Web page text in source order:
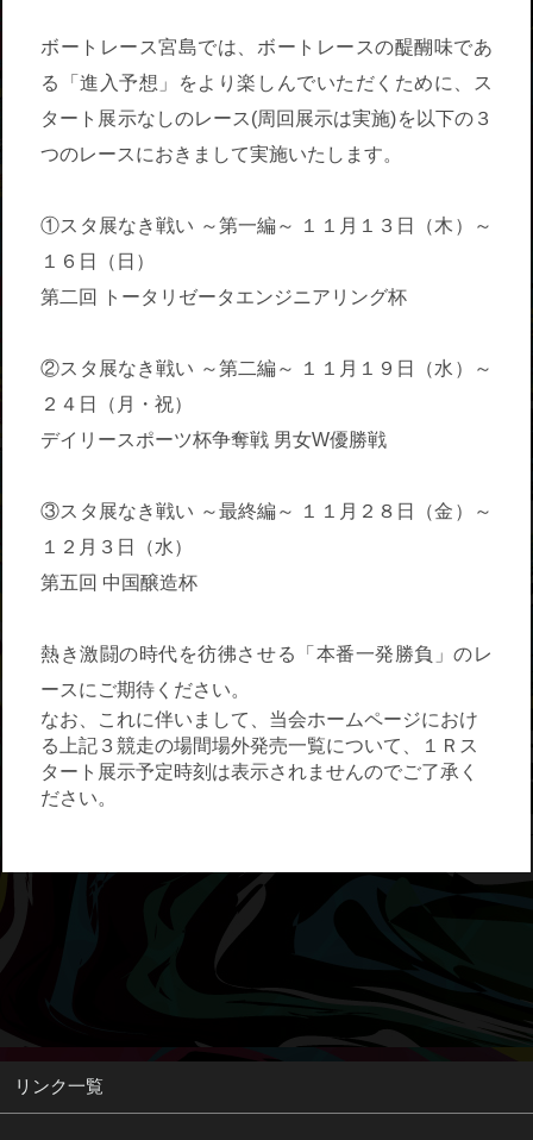
ボートレース宮島では、ボートレースの醍醐味であ
る「進入予想」をより楽しんでいただくために、ス
タート展示なしのレース(周回展示は実施)を以下の３
つのレースにおきまして実施いたします。
①スタ展なき戦い ～第一編～ １１月１３日（木）～
１６日（日）
第二回 トータリゼータエンジニアリング杯
②スタ展なき戦い ～第二編～ １１月１９日（水）～
２４日（月・祝）
デイリースポーツ杯争奪戦 男女W優勝戦
③スタ展なき戦い ～最終編～ １１月２８日（金）～
１２月３日（水）
第五回 中国醸造杯
熱き激闘の時代を彷彿させる「本番一発勝負」のレ
ースにご期待ください。
なお、これに伴いまして、当会ホームページにおけ
る上記３競走の場間場外発売一覧について、１Ｒス
タート展示予定時刻は表示されませんのでご了承く
ださい。
リンク一覧